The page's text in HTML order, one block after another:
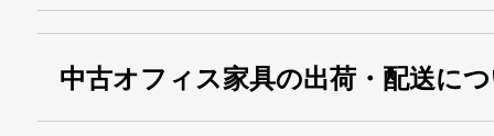
中古オフィス家具の出荷・配送に